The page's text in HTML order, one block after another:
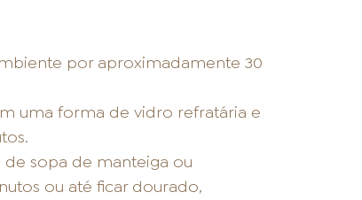
por aproximadamente 30
uma forma de vidro refratária e
de sopa de manteiga ou
ou até ficar dourado,